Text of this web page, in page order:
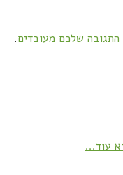
התגובה שלכם מעובדים.
עוד...